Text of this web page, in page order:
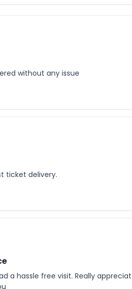
without any issue
ticket delivery.
a hassle free visit. Really